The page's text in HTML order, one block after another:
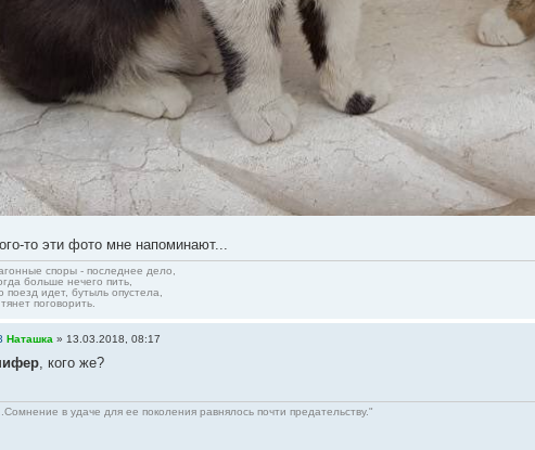
то эти фото мне напоминают...
споры - последнее дело,
больше нечего пить,
поезд идет, бутыль опустела,
поговорить.
Наташка » 13.03.2018, 08:17
, кого же?
в удаче для ее поколения равнялось почти предательству."